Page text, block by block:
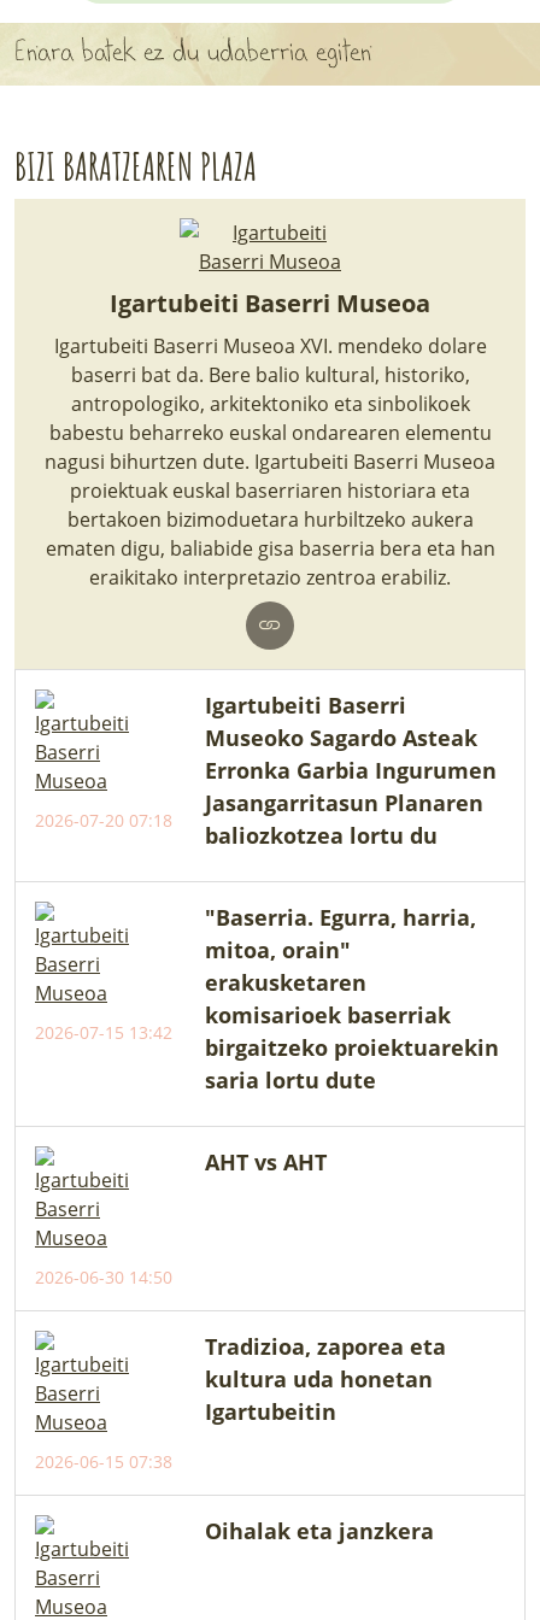
APARTEN MAPA
LURRERAKO BIDE LAGUN
HASI NAHI AL DUZU? 8 URRATS
BIZI BARATZEA LIBURUA
SENDABELARRAK
ETXEKO LANDAREAK
LANDAREPEDIA
ALBISTEAK
LURRAREN AGENDA
Enara batek ez du udaberria egiten
BIZI BARATZEAREN PLAZA
Igartubeiti Baserri Museoa
Igartubeiti Baserri Museoa XVI. mendeko dolare
baserri bat da. Bere balio kultural, historiko,
antropologiko, arkitektoniko eta sinbolikoek
babestu beharreko euskal ondarearen elementu
nagusi bihurtzen dute. Igartubeiti Baserri Museoa
proiektuak euskal baserriaren historiara eta
bertakoen bizimoduetara hurbiltzeko aukera
ematen digu, baliabide gisa baserria bera eta han
eraikitako interpretazio zentroa erabiliz.
2026-07-20 07:18
Igartubeiti Baserri
Museoko Sagardo Asteak
Erronka Garbia Ingurumen
Jasangarritasun Planaren
baliozkotzea lortu du
2026-07-15 13:42
"Baserria. Egurra, harria,
mitoa, orain"
erakusketaren
komisarioek baserriak
birgaitzeko proiektuarekin
saria lortu dute
2026-06-30 14:50
AHT vs AHT
2026-06-15 07:38
Tradizioa, zaporea eta
kultura uda honetan
Igartubeitin
Oihalak eta janzkera